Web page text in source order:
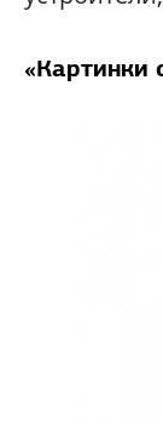
«Картинки